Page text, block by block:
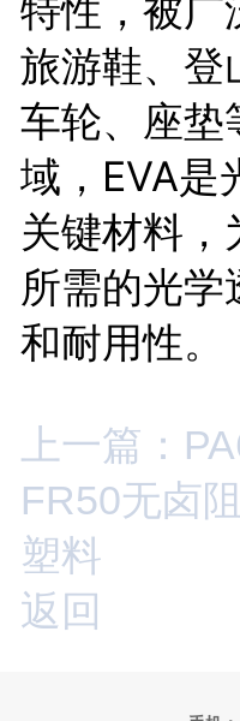
旅游鞋、登
车轮、座垫
域，EVA是
关键材料，
所需的光学
和耐用性。
上一篇：
FR50无卤
塑料
返回